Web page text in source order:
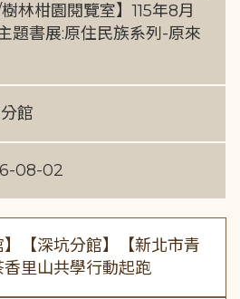
林柑園閱覽室】115年8月
題書展:原住民族系列-原來
館
08-02
】【深坑分館】【新北市青
香里山共學行動起跑